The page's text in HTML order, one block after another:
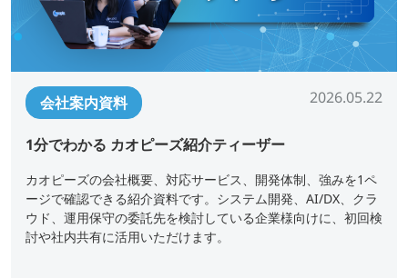
会社案内資料 2026.05.22
1分でわかる カオピーズ紹介ティーザー
カオピーズの会社概要、対応サービス、開発体制、強みを1ペ
ージで確認できる紹介資料です。システム開発、AI/DX、クラ
ウド、運用保守の委託先を検討している企業様向けに、初回検
討や社内共有に活用いただけます。